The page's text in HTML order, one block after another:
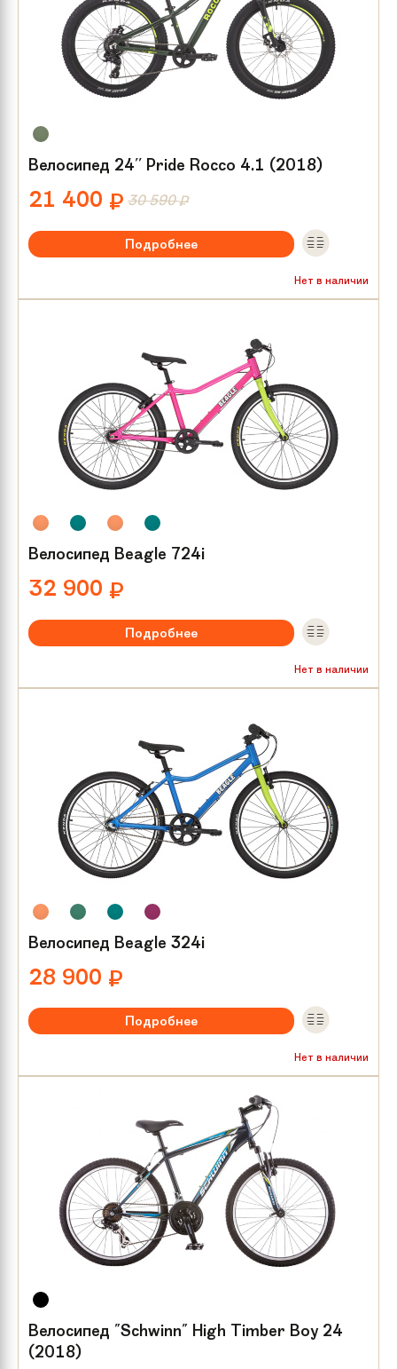
Велосипед 24'' Pride Rocco 4.1 (2018)
21 400 ₽ 30 590₽
Подробнее
Нет в наличии
Тип тормозов:Механика диск
Велосипед Beagle 724i
32 900 ₽
Подробнее
Нет в наличии
Тип тормозов:V-brake
Велосипед Beagle 324i
28 900 ₽
Подробнее
Нет в наличии
Тип тормозов:V-brake
Велосипед "Schwinn" High Timber Boy 24
(2018)